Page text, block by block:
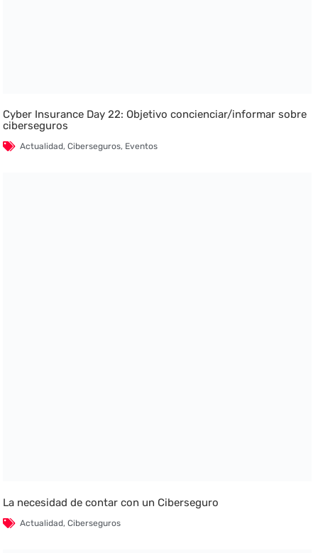
Cyber Insurance Day 22: Objetivo concienciar/informar sobre
ciberseguros
Actualidad,Ciberseguros, Eventos
La necesidad de contar con un Ciberseguro
Actualidad,Ciberseguros